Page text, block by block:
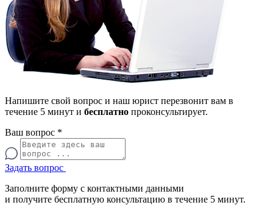
Напишите свой вопрос и наш юрист перезвонит вам в
течение 5 минут и бесплатно проконсультирует.
Ваш вопрос *
Задать вопрос
Заполните форму с контактными данными
и получите бесплатную консультацию в течение 5 минут.